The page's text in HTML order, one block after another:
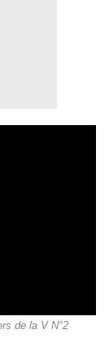
de la V N°2